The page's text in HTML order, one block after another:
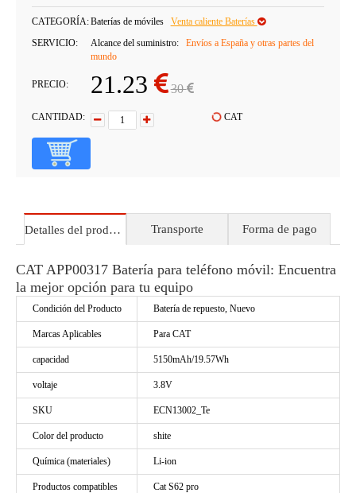
CATEGORÍA:Baterías de móviles
Venta caliente Baterías
SERVICIO:
Alcance del suministro:
Envíos a España y otras partes del
mundo
PRECIO: 21.23 30
CANTIDAD: CAT
Detalles del producto Transporte Forma de pago
CAT APP00317 Batería para teléfono móvil: Encuentra
la mejor opción para tu equipo
Condición del Producto Batería de repuesto, Nuevo
Marcas Aplicables Para CAT
capacidad 5150mAh/19.57Wh
voltaje 3.8V
SKU ECN13002_Te
Color del producto shite
Química (materiales) Li-ion
Productos compatibles Cat S62 pro